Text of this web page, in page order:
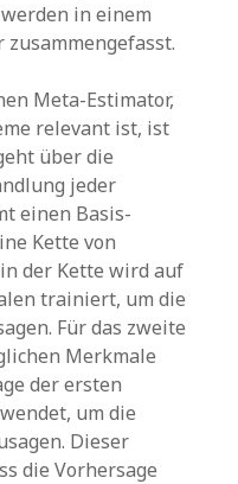
in einem
Meta-Estimator,
relevant ist, ist
über die
jeder
einen Basis-
Kette von
der Kette wird auf
trainiert, um die
Für das zweite
Merkmale
der ersten
um die
Dieser
die Vorhersage